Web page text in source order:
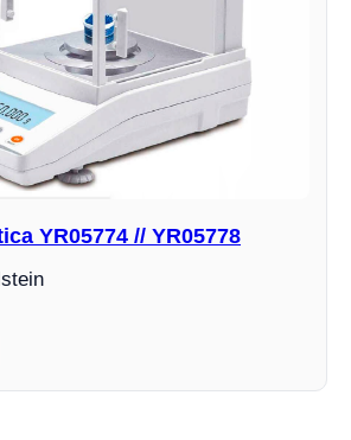
YR05774 // YR05778